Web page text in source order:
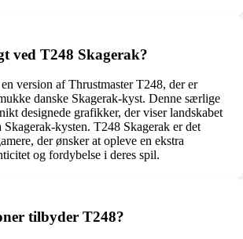
ved T248 Skagerak?
version af Thrustmaster T248, der er
danske Skagerak-kyst. Denne særlige
designede grafikker, der viser landskabet
Skagerak-kysten. T248 Skagerak er det
der ønsker at opleve en ekstra
og fordybelse i deres spil.
tilbyder T248?